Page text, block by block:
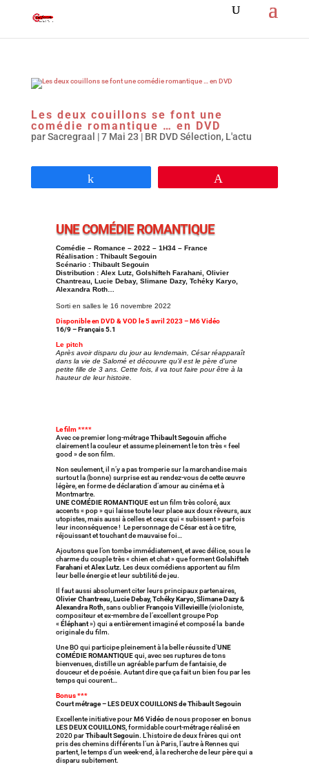
Les deux couillons se font une
comédie romantique … en DVD
parSacregraal |7 Mai 23 | BR DVD Sélection, L'actu
UNE COMÉDIE ROMANTIQUE
Comédie – Romance – 2022 – 1H34 – France
Réalisation : Thibault Segouin
Scénario : Thibault Segouin
Distribution : Alex Lutz, Golshifteh Farahani, Olivier
Chantreau, Lucie Debay, Slimane Dazy, Tchéky Karyo,
Alexandra Roth…
Sorti en salles le 16 novembre 2022
Disponible en DVD & VOD le 5 avril 2023 – M6 Vidéo
16/9 – Français 5.1
Le pitch
Après avoir disparu du jour au lendemain, César réapparaît
dans la vie de Salomé et découvre qu’il est le père d’une
petite fille de 3 ans. Cette fois, il va tout faire pour être à la
hauteur de leur histoire.
Le film ****
Avec ce premier long-métrageThibault Segouin affiche
clairement la couleur et assume pleinement le ton très « feel
good » de son film.
Non seulement, il n’y a pas tromperie sur la marchandise mais
surtout la (bonne) surprise est au rendez-vous de cette œuvre
légère, en forme de déclaration d’amour au cinéma et à
Montmartre.
UNE COMÉDIE ROMANTIQUEest un film très coloré, aux
accents « pop » qui laisse toute leur place aux doux rêveurs, aux
utopistes, mais aussi à celles et ceux qui « subissent » parfois
leur inconséquence ! Le personnage de César est à ce titre,
réjouissant et touchant de mauvaise foi…
Ajoutons que l’on tombe immédiatement, et avec délice, sous le
charme du couple très « chien et chat » que formentGolshifteh
Farahani etAlex Lutz. Les deux comédiens apportent au film
leur belle énergie et leur subtilité de jeu.
Il faut aussi absolument citer leurs principaux partenaires,
Olivier Chantreau, Lucie Debay, Tchéky Karyo, Slimane Dazy&
Alexandra Roth , sans oublierFrançois Villevieille(violoniste,
compositeur et ex-membre de l’excellent groupe Pop
«Éléphant») qui a entièrement imaginé et composé la bande
originale du film.
Une BO qui participe pleinement à la belle réussite d’UNE
COMÉDIE ROMANTIQUEqui, avec ses ruptures de tons
bienvenues, distille un agréable parfum de fantaisie, de
douceur et de poésie. Autant dire que ça fait un bien fou par les
temps qui courent…
Bonus ***
Court métrage – LES DEUX COUILLONS de Thibault Segouin
Excellente initiative pourM6 Vidéode nous proposer en bonus
LES DEUX COUILLONS, formidable court-métrage réalisé en
2020 parThibault Segouin. L’histoire de deux frères qui ont
pris des chemins différents l’un à Paris, l’autre à Rennes qui
partent, le temps d’un week-end, à la recherche de leur père qui a
disparu subitement.